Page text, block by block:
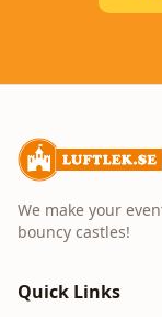
We make your
bouncy castles!
Quick Links